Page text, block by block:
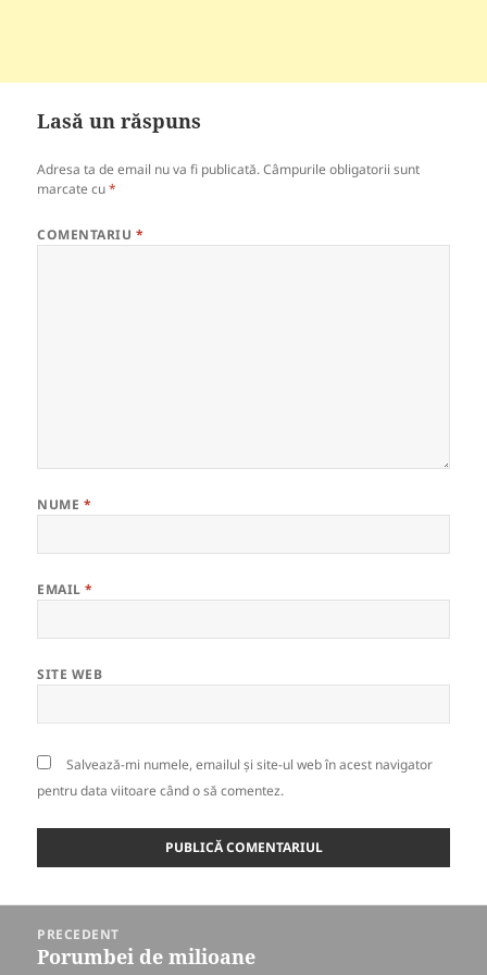
Lasă un răspuns
Adresa ta de email nu va fi publicată. Câmpurile obligatorii sunt
marcate cu*
COMENTARIU *
NUME *
EMAIL*
SITE WEB
Salvează-mi numele, emailul și site-ul web în acest navigator
pentru data viitoare când o să comentez.
articole
PRECEDENT
Articolul
Porumbei de milioane